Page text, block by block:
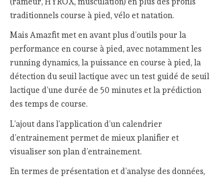
traditionnels course à pied, vélo et natation.
Mais Amazfit met en avant plus d’outils pour la
performance en course à pied, avec notamment les
running dynamics, la puissance en course à pied, la
détection du seuil lactique avec un test guidé de seuil
lactique d’une durée de 50 minutes et la prédiction
des temps de course.
L’ajout dans l’application d’un calendrier
d’entrainement permet de mieux planifier et
visualiser son plan d’entrainement.
En termes de présentation et d’analyse des données,